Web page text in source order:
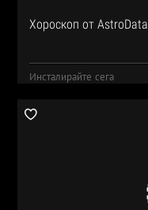
Хороскоп от AstroData
Инсталирайте сега